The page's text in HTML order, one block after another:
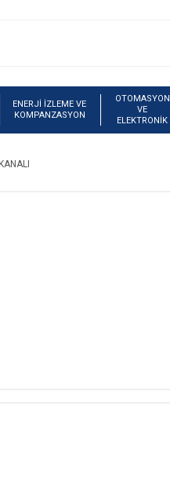
ENERJİ İZLEME VE
KOMPANZASYON
OTOMASYON
VE
ELEKTRONİK